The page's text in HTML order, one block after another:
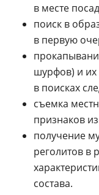
в месте
поиск в
в первую
шурфов) и их
в поисках
съемка
признаков
получение
реголитов в
состава.